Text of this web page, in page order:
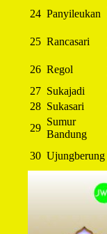
24 Panyileukan
25 Rancasari
26 Regol
27 Sukajadi
28 Sukasari
29
Sumur
Bandung
30 Ujungberung